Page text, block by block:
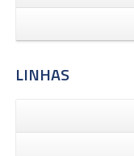
LINHAS